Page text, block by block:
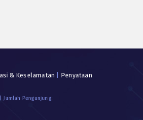
& Keselamatan
Penyataan
Pengunjung: